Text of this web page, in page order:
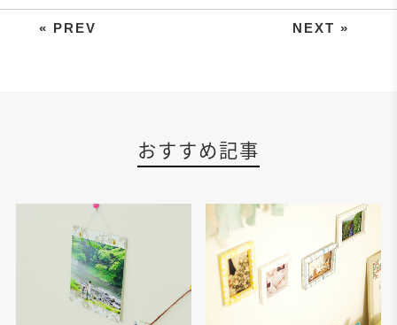
手作りで特別感を演出！A4用紙で
おすすめ記事